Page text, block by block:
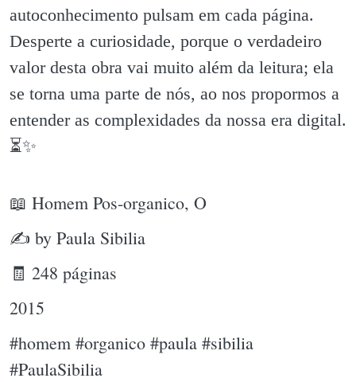
autoconhecimento pulsam em cada página.
Desperte a curiosidade, porque o verdadeiro
valor desta obra vai muito além da leitura; ela
se torna uma parte de nós, ao nos propormos a
entender as complexidades da nossa era digital.
⏳️✨️
📖 Homem Pos-organico, O
✍ by Paula Sibilia
🧾 248 páginas
2015
#homem #organico #paula #sibilia
#PaulaSibilia